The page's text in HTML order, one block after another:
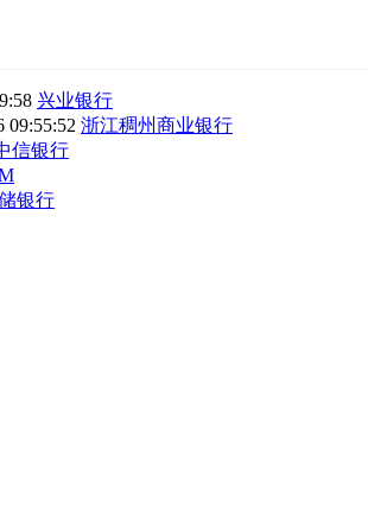
兴业银行
09:55:52 浙江稠州商业银行
信银行
银行